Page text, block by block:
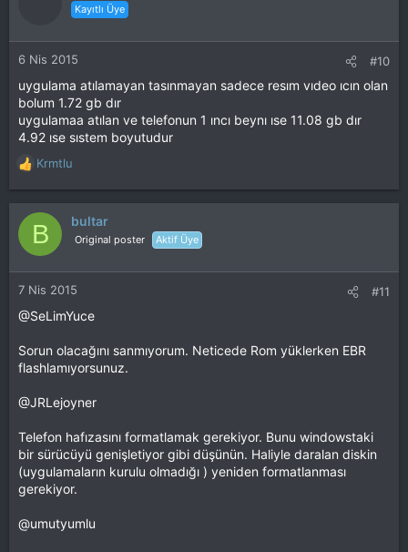
r
Kayıtlı Üye
6 Nis 2015 #10
uygulama atılamayan tasınmayan sadece resım vıdeo ıcın olan
bolum 1.72 gb dır
uygulamaa atılan ve telefonun 1 ıncı beynı ıse 11.08 gb dır
4.92 ıse sıstem boyutudur
T
e
p
k
i
r
Krmtlu
B bultar
Original poster Aktif Üye
7 Nis 2015 #11
@SeLimYuce
Sorun olacağını sanmıyorum. Neticede Rom yüklerken EBR
flashlamıyorsunuz.
@JRLejoyner
Telefon hafızasını formatlamak gerekiyor. Bunu windowstaki
bir sürücüyü genişletiyor gibi düşünün. Haliyle daralan diskin
(uygulamaların kurulu olmadığı ) yeniden formatlanması
gerekiyor.
@umutyumlu